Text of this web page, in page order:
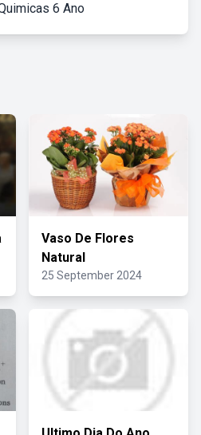
6 Ano
Vaso De Flores
Natural
25 September 2024